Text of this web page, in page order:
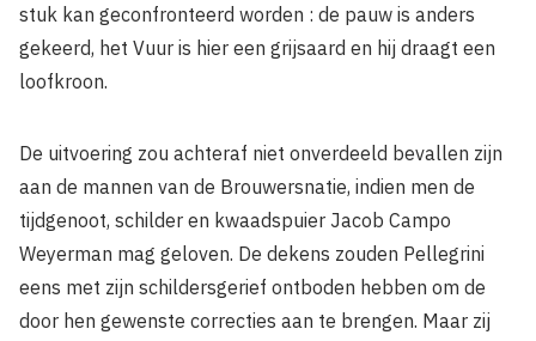
stuk kan geconfronteerd worden : de pauw is anders
gekeerd, het Vuur is hier een grijsaard en hij draagt een
loofkroon.
De uitvoering zou achteraf niet onverdeeld bevallen zijn
aan de mannen van de Brouwersnatie, indien men de
tijdgenoot, schilder en kwaadspuier Jacob Campo
Weyerman mag geloven. De dekens zouden Pellegrini
eens met zijn schildersgerief ontboden hebben om de
door hen gewenste correcties aan te brengen. Maar zij